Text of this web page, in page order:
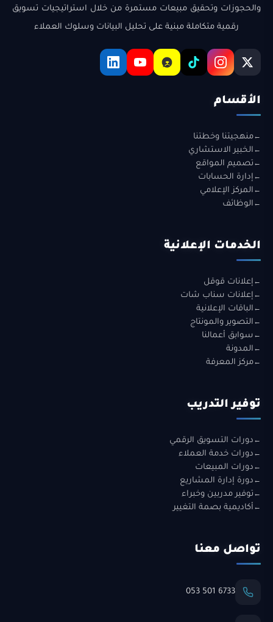
والحجوزات وتحقيق مبيعات مستمرة من خلال استراتيجيات تسويق
رقمية متكاملة مبنية على تحليل البيانات وسلوك العملاء
الأقسام
منهجيتنا وخطتنا
الخبير الاستشاري
تصميم المواقع
إدارة الحسابات
المركز الإعلامي
الوظائف
الخدمات الإعلانية
إعلانات قوقل
إعلانات سناب شات
الباقات الإعلانية
التصوير والمونتاج
سوابق أعمالنا
المدونة
مركز المعرفة
توفير التدريب
دورات التسويق الرقمي
دورات خدمة العملاء
دورات المبيعات
دورة إدارة المشاريع
توفير مدربين وخبراء
أكاديمية بصمة التغيير
تواصل معنا
053 501 6733